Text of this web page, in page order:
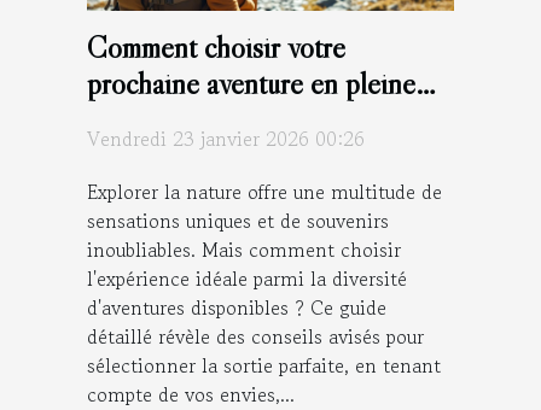
Comment choisir votre
prochaine aventure en pleine
Vendredi 23 janvier 2026 00:26
Explorer la nature offre une multitude de
sensations uniques et de souvenirs
inoubliables. Mais comment choisir
l'expérience idéale parmi la diversité
d'aventures disponibles ? Ce guide
détaillé révèle des conseils avisés pour
sélectionner la sortie parfaite, en tenant
compte de vos envies,...